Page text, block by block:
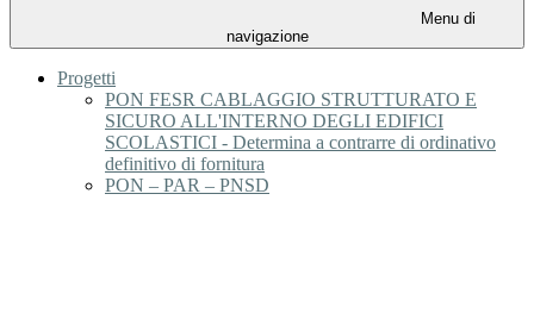
Menu di
navigazione
Progetti
PON FESR CABLAGGIO STRUTTURATO E
SICURO ALL'INTERNO DEGLI EDIFICI
SCOLASTICI - Determina a contrarre di ordinativo
definitivo di fornitura
PON – PAR – PNSD